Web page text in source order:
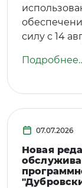
силу с 14
07.07.2026
Новая